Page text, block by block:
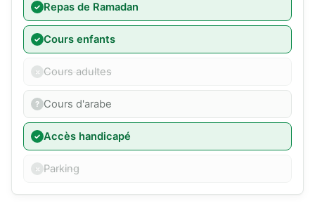
Repas de Ramadan
Cours enfants
Cours adultes
Cours d'arabe
Accès handicapé
Parking